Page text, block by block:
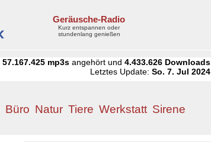
Geräusche-Radio
Kurz entspannen oder
stundenlang genießen
57.167.425 mp3s angehört und4.433.626 Downloads
Letztes Update:So. 7. Jul 2024
Büro Natur Tiere Werkstatt Sirene